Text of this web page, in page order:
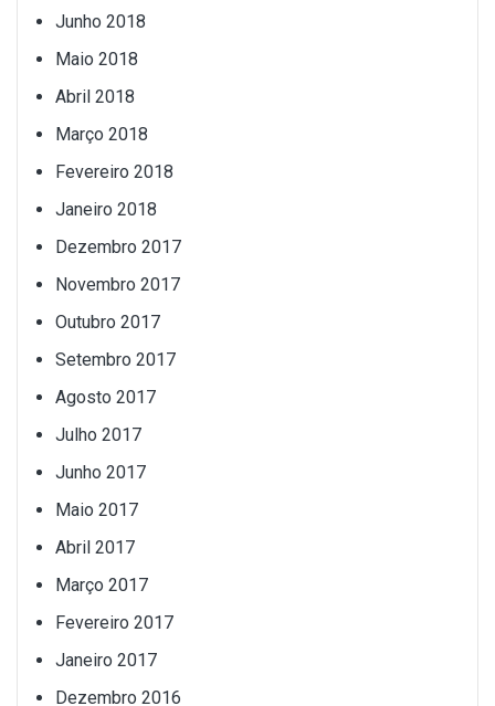
Junho 2018
Maio 2018
Abril 2018
Março 2018
Fevereiro 2018
Janeiro 2018
Dezembro 2017
Novembro 2017
Outubro 2017
Setembro 2017
Agosto 2017
Julho 2017
Junho 2017
Maio 2017
Abril 2017
Março 2017
Fevereiro 2017
Janeiro 2017
Dezembro 2016